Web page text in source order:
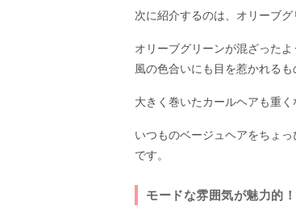
次に紹介するのは、オリーブグ
オリーブグリーンが混ざった
風の色合いにも目を惹かれるも
大きく巻いたカールヘアも重く
いつものベージュヘアをちょ
です。
モードな雰囲気が魅力的